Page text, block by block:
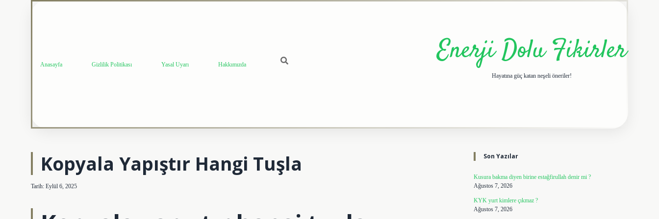
Anasayfa Gizlilik Politikası Yasal Uyarı Hakkımızda Enerji Dolu Fikirler
Hayatına güç katan neşeli öneriler!
Kopyala Yapıştır Hangi Tuşla
Tarih: Eylül 6, 2025
Sidebar
Son Yazılar
Kusura bakma diyen birine estağfirullah denir mi ?
Ağustos 7, 2026
KYK yurt kimlere çıkmaz ?
Ağustos 7, 2026